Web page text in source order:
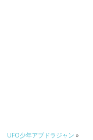
UFO少年アブドラジャン »